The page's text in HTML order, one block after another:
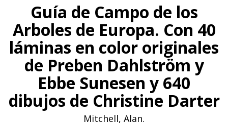
Guía de Campo de los
Arboles de Europa. Con 40
láminas en color originales
de Preben Dahlström y
Ebbe Sunesen y 640
dibujos de Christine Darter
Mitchell, Alan.